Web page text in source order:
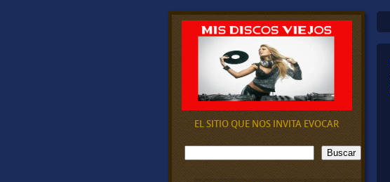
EL SITIO QUE NOS INVITA EVOCAR
B
u
Buscar